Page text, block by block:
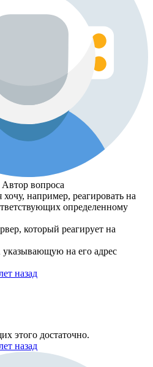
Автор вопроса
например, реагировать на
определенному
который реагирует на
указывающую на его адрес
назад
этого достаточно.
назад